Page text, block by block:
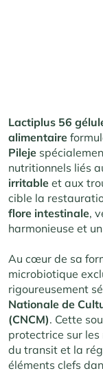
Lactiplus 56
alimentaire
Pileje
nutritionnels liés
irritable et aux
cible la
flore intestinale,
harmonieuse et
Au cœur de sa
microbiotique
rigoureusement
Nationale de
(CNCM). Cette
protectrice sur
du transit et la
éléments clefs